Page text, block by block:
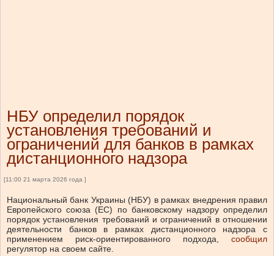
НБУ определил порядок
установления требований и
ограничений для банков в рамках
дистанционного надзора
[11:00 21 марта 2026 года ]
Национальный банк Украины (НБУ) в рамках внедрения правил
Европейского союза (ЕС) по банковскому надзору определил
порядок установления требований и ограничений в отношении
деятельности банков в рамках дистанционного надзора с
применением риск-ориентированного подхода, сообщил
регулятор на своем сайте.